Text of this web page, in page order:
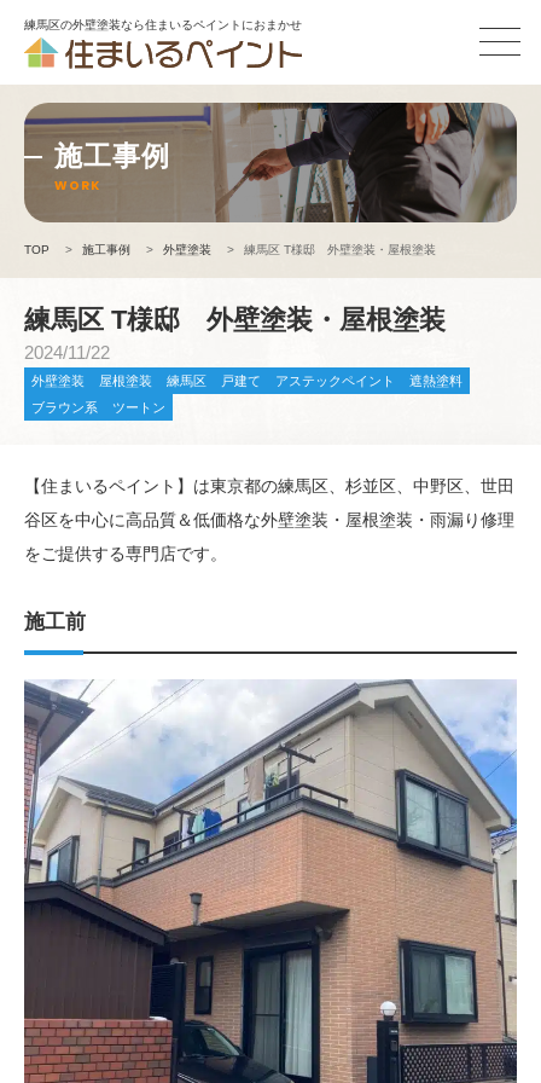
練馬区の外壁塗装なら住まいるペイントにおまかせ
施工事例
WORK
TOP > 施工事例 > 外壁塗装 > 練馬区 T様邸 外壁塗装・屋根塗装
練馬区 T様邸 外壁塗装・屋根塗装
2024/11/22
外壁塗装 屋根塗装 練馬区 戸建て アステックペイント
遮熱塗料
ブラウン系
ツートン
【住まいるペイント】は東京都の練馬区、杉並区、中野区、世田
谷区を中心に高品質＆低価格な外壁塗装・屋根塗装・雨漏り修理
をご提供する専門店です。
施工前